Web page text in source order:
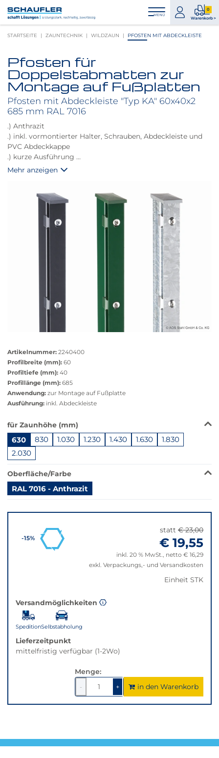
Inhalt
Hauptnavigation
Footernavigation
Logo
Schaufler
verlinkt
Startseite
MENÜ
zum
Konto
0
Warenkorb >
0
STARTSEITE ZAUNTECHNIK WILDZAUN PFOSTEN MIT ABDECKLEISTE
Produktbilder
überspringen
Pfosten für
Doppelstabmatten zur
Montage auf Fußplatten
Pfosten mit Abdeckleiste "Typ KA" 60x40x2
685 mm RAL 7016
.) Anthrazit
.) inkl. vormontierter Halter, Schrauben, Abdeckleiste und
PVC Abdeckkappe
.) kurze Ausführung
.) passend für Doppelstab Höhe 0,63 m
Mehr anzeigen
anzeigen
Artikelnummer: 2240400
Profilbreite (mm): 60
Profiltiefe (mm): 40
Profillänge (mm): 685
Anwendung: zur Montage auf Fußplatte
Ausführung: inkl. Abdeckleiste
Das
Produkt
ist
in
dieser
Variante
nicht
verfügbar.
Bei
Klick
Filter
der
gewünschten
Variante.
für Zaunhöhe (mm)
630 830 1.030 1.230 1.430 1.630
1.830
2.030
Oberfläche/Farbe
RAL 7016 - Anthrazit
zu
zurücksetzen"
-15%
statt € 23,00
€ 19,55
inkl. 20 % MwSt., netto € 16,29
exkl. Verpackungs,- und Versandkosten
Einheit STK
Versandmöglichkeiten
SpeditionSelbstabholung
Lieferzeitpunkt
mittelfristig verfügbar (1-2Wo)
Menge:
-
1
verringern
+1um
1
erhöhen
in den Warenkorb